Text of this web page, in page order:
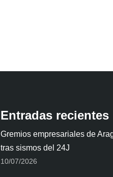
Entradas recientes
Gremios empresariales de
tras sismos del 24J
10/07/2026